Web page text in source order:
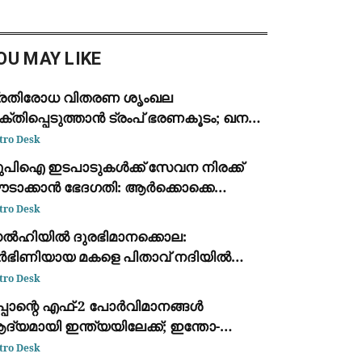
MAY LIKE
വിതരണ ശൃംഖല
ട്രംപ് ഭരണകൂടം; ഖനന
മൂന്ന് ബില്യൺ ഡോളറിന്റെ
നിക്ഷേപം
Desk
ഇടപാടുകൾക്ക് സേവന നിരക്ക്
ഭേദഗതി: ആർക്കൊക്കെ
അറിയേണ്ട വിവരങ്ങൾ
Desk
ദുരഭിമാനക്കൊല:
മകളെ പിതാവ് നദിയിൽ
Desk
എഫ്-2 പോർവിമാനങ്ങൾ
ഇന്ത്യയിലേക്ക്; ഇന്തോ-
പ്രതിരോധ സഹകരണം
Desk